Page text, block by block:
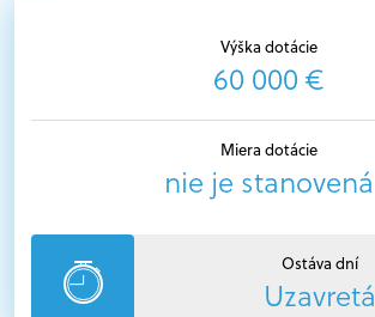
Výška dotácie
60 000 €
Miera dotácie
nie je stanovená
Ostáva dní
Uzavretá